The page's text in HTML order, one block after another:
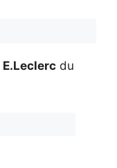
E.Leclerc du